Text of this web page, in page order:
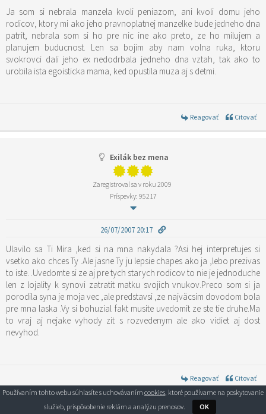
Ja som si nebrala manzela kvoli peniazom, ani kvoli domu jeho
rodicov, ktory mi ako jeho pravnoplatnej manzelke bude jedneho dna
patrit, nebrala som si ho pre nic ine ako preto, ze ho milujem a
planujem buducnost. Len sa bojim aby nam volna ruka, ktoru
svokrovci dali jeho ex nedodrbala jedneho dna vztah, tak ako to
urobila ista egoisticka mama, ked opustila muza aj s detmi.
Reagovať Citovať
Exilák bez mena
Zaregistroval sa v roku 2009
Príspevky: 95217
26/07/2007 20:17
Ulavilo sa Ti Mira ,ked si na mna nakydala ?Asi hej interpretujes si
vsetko ako chces Ty .Ale jasne Ty ju lepsie chapes ako ja ,lebo prezivas
to iste. .Uvedomte si ze aj pre tych starych rodicov to nie je jednoduche
len z lojality k synovi zatratit matku svojich vnukov.Preco som si ja
porodila syna je moja vec ,ale predstavsi ,ze najväcsim dovodom bola
pre mna laska .Vy si bohuzial fakt musite uvedomit ze ste tie druhe.Ma
to vraj aj nejake vyhody zit s rozvedenym ale ako vidiet aj dost
nevyhod.
Reagovať
Citovať
Používaním tohto webu súhlasíte s uchovávaním cookies, ktoré používame na poskytovanie
služieb, prispôsobenie reklám a analýzu prenosov.
OK